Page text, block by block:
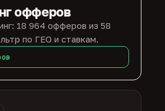
офферов
18 964 офферов из 58
по ГЕО и ставкам.